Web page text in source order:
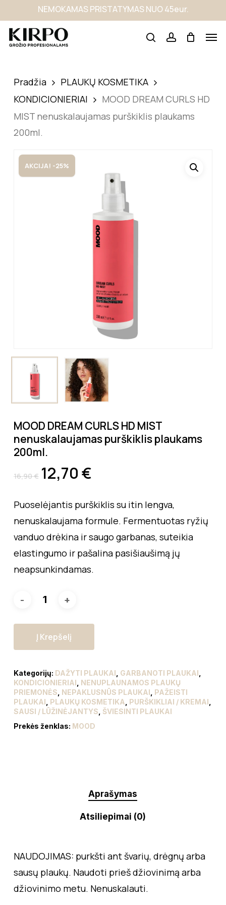
to
main
NEMOKAMAS PRISTATYMAS NUO 45eur.
Pradžia
PLAUKŲ KOSMETIKA
KONDICIONIERIAI
MOOD DREAM CURLS HD
MIST nenuskalaujamas purškiklis plaukams
200ml.
AKCIJA! -25%
MOOD DREAM CURLS HD MIST
nenuskalaujamas purškiklis plaukams
200ml.
16,90€ 12,70€
Puoselėjantis purškiklis su itin lengva,
nenuskalaujama formule. Fermentuotas ryžių
vanduo drėkina ir saugo garbanas, suteikia
elastingumo ir pašalina pasišiaušimą jų
neapsunkindamas.
Į Krepšelį
Kategorijų: DAŽYTI PLAUKAI , GARBANOTI PLAUKAI ,
KONDICIONIERIAI , NENUPLAUNAMOS PLAUKŲ
PRIEMONĖS, NEPAKLUSNŪS PLAUKAI , PAŽEISTI
PLAUKAI , PLAUKŲ KOSMETIKA, PURŠKIKLIAI / KREMAI ,
SAUSI / LŪŽINĖJANTYS, ŠVIESINTI PLAUKAI
Prekės ženklas: MOOD
Aprašymas
Atsiliepimai (0)
NAUDOJIMAS: purkšti ant švarių, drėgnų arba
sausų plaukų. Naudoti prieš džiovinimą arba
džiovinimo metu. Nenuskalauti.